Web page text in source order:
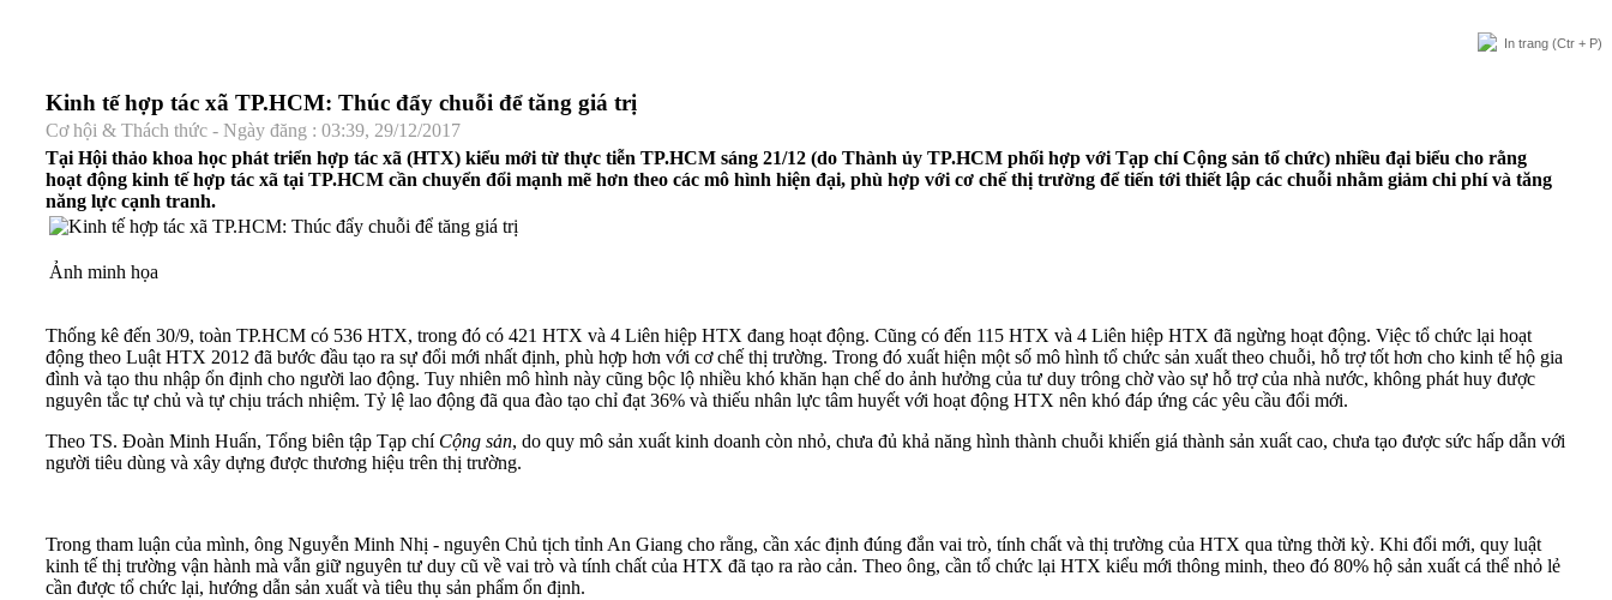
In trang (Ctr + P)
Kinh tế hợp tác xã TP.HCM: Thúc đẩy chuỗi để tăng giá trị
Cơ hội & Thách thức - Ngày đăng : 03:39, 29/12/2017
Tại Hội thảo khoa học phát triển hợp tác xã (HTX) kiểu mới từ thực tiễn TP.HCM sáng 21/12 (do Thành ủy TP.HCM phối hợp với Tạp chí Cộng sản tổ chức) nhiều đại biểu cho rằng
hoạt động kinh tế hợp tác xã tại TP.HCM cần chuyển đổi mạnh mẽ hơn theo các mô hình hiện đại, phù hợp với cơ chế thị trường để tiến tới thiết lập các chuỗi nhằm giảm chi phí và tăng
năng lực cạnh tranh.
Ảnh minh họa
Thống kê đến 30/9, toàn TP.HCM có 536 HTX, trong đó có 421 HTX và 4 Liên hiệp HTX đang hoạt động. Cũng có đến 115 HTX và 4 Liên hiệp HTX đã ngừng hoạt động. Việc tổ chức lại hoạt
động theo Luật HTX 2012 đã bước đầu tạo ra sự đổi mới nhất định, phù hợp hơn với cơ chế thị trường. Trong đó xuất hiện một số mô hình tổ chức sản xuất theo chuỗi, hỗ trợ tốt hơn cho kinh tế hộ gia
đình và tạo thu nhập ổn định cho người lao động. Tuy nhiên mô hình này cũng bộc lộ nhiều khó khăn hạn chế do ảnh hưởng của tư duy trông chờ vào sự hỗ trợ của nhà nước, không phát huy được
nguyên tắc tự chủ và tự chịu trách nhiệm. Tỷ lệ lao động đã qua đào tạo chỉ đạt 36% và thiếu nhân lực tâm huyết với hoạt động HTX nên khó đáp ứng các yêu cầu đổi mới.
Theo TS. Đoàn Minh Huấn, Tổng biên tập Tạp chíCộng sản, do quy mô sản xuất kinh doanh còn nhỏ, chưa đủ khả năng hình thành chuỗi khiến giá thành sản xuất cao, chưa tạo được sức hấp dẫn với
người tiêu dùng và xây dựng được thương hiệu trên thị trường.
Trong tham luận của mình, ông Nguyễn Minh Nhị - nguyên Chủ tịch tỉnh An Giang cho rằng, cần xác định đúng đắn vai trò, tính chất và thị trường của HTX qua từng thời kỳ. Khi đổi mới, quy luật
kinh tế thị trường vận hành mà vẫn giữ nguyên tư duy cũ về vai trò và tính chất của HTX đã tạo ra rào cản. Theo ông, cần tổ chức lại HTX kiểu mới thông minh, theo đó 80% hộ sản xuất cá thể nhỏ lẻ
cần được tổ chức lại, hướng dẫn sản xuất và tiêu thụ sản phẩm ổn định.